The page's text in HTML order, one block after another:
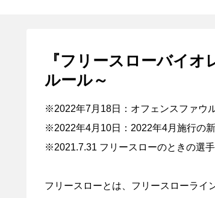
『フリースローバイ
ルール～
※2022年7月18日：オフェンスファウ
※2022年4月10日：2022年4月施行の新
※2021.7.31 フリースローのときの選
フリースローとは、フリースローライ